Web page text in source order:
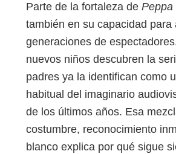
Parte de la fortaleza de Peppa
también en su capacidad para
generaciones de
nuevos niños descubren la
padres ya la identifican como
habitual del imaginario
de los últimos años. Esa
costumbre, reconocimiento
blanco explica por qué sigue